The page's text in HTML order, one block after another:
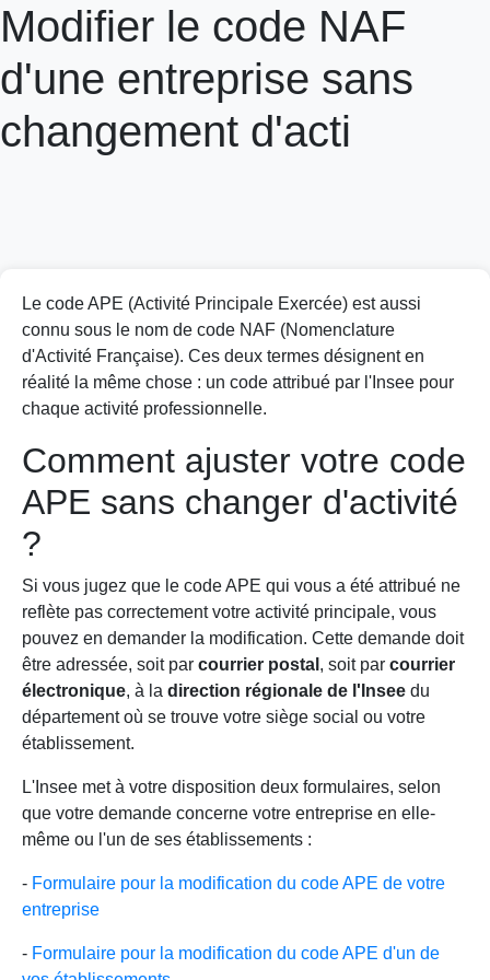
Modifier le code NAF
d'une entreprise sans
changement d'acti
Le code APE (Activité Principale Exercée) est aussi
connu sous le nom de code NAF (Nomenclature
d'Activité Française). Ces deux termes désignent en
réalité la même chose : un code attribué par l'Insee pour
chaque activité professionnelle.
Comment ajuster votre code
APE sans changer d'activité
?
Si vous jugez que le code APE qui vous a été attribué ne
reflète pas correctement votre activité principale, vous
pouvez en demander la modification. Cette demande doit
être adressée, soit par courrier postal , soit par courrier
électronique, à la direction régionale de l'Insee du
département où se trouve votre siège social ou votre
établissement.
L'Insee met à votre disposition deux formulaires, selon
que votre demande concerne votre entreprise en elle-
même ou l'un de ses établissements :
- Formulaire pour la modification du code APE de votre
entreprise
- Formulaire pour la modification du code APE d'un de